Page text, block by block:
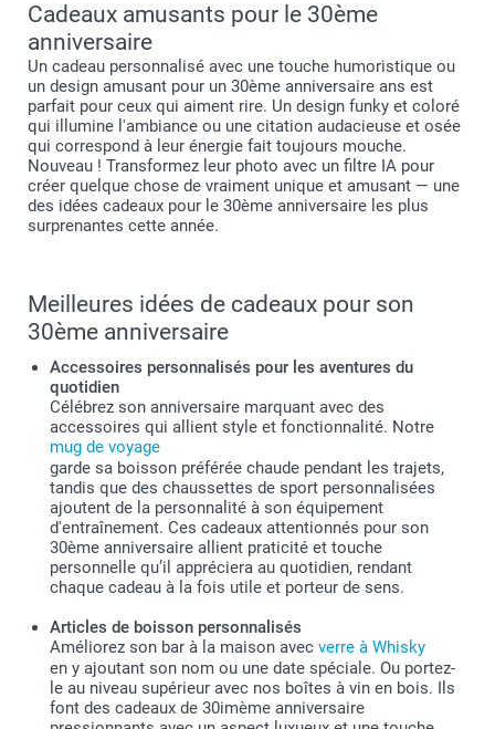
Cadeaux amusants pour le 30ème
anniversaire
Un cadeau personnalisé avec une touche humoristique ou
un design amusant pour un 30ème anniversaire ans est
parfait pour ceux qui aiment rire. Un design funky et coloré
qui illumine l'ambiance ou une citation audacieuse et osée
qui correspond à leur énergie fait toujours mouche.
Nouveau ! Transformez leur photo avec un filtre IA pour
créer quelque chose de vraiment unique et amusant — une
des idées cadeaux pour le 30ème anniversaire les plus
surprenantes cette année.
Meilleures idées de cadeaux pour son
30ème anniversaire
Accessoires personnalisés pour les aventures du
quotidien
Célébrez son anniversaire marquant avec des
accessoires qui allient style et fonctionnalité. Notre
mug de voyage
garde sa boisson préférée chaude pendant les trajets,
tandis que des chaussettes de sport personnalisées
ajoutent de la personnalité à son équipement
d'entraînement. Ces cadeaux attentionnés pour son
30ème anniversaire allient praticité et touche
personnelle qu’il appréciera au quotidien, rendant
chaque cadeau à la fois utile et porteur de sens.
Articles de boisson personnalisés
Améliorez son bar à la maison avec verre à Whisky
en y ajoutant son nom ou une date spéciale. Ou portez-
le au niveau supérieur avec nos boîtes à vin en bois. Ils
font des cadeaux de 30imème anniversaire